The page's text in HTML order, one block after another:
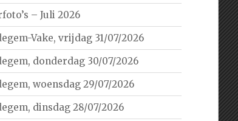
– Juli 2026
Vake, vrijdag 31/07/2026
donderdag 30/07/2026
woensdag 29/07/2026
dinsdag 28/07/2026